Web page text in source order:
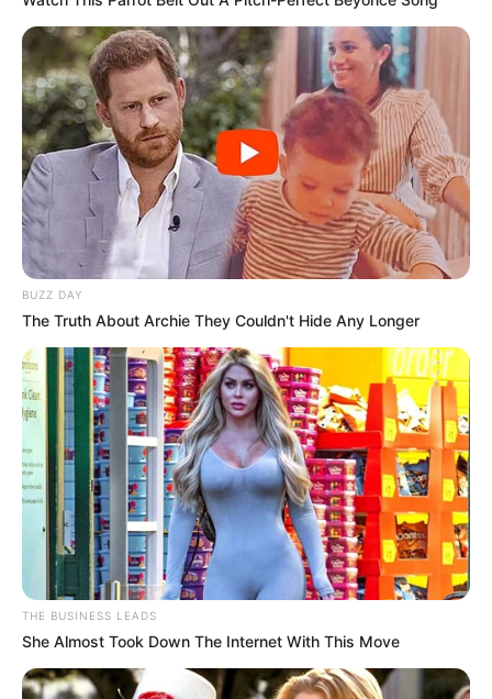
Bikin Ngakak, 10 Potret
Cosplay Murah Pakai Bahan
Seadanya
Anti Mainstream, 10 Cara
Membawa Barang Belanjaan
Versi Warga Thailand
Langka Banget! 10 Pose Lucu
Katak yang Bikin Ketawa
BUZZ DAY
The Truth About Archie They Couldn't Hide Any Longer
THE BUSINESS LEADS
She Almost Took Down The Internet With This Move